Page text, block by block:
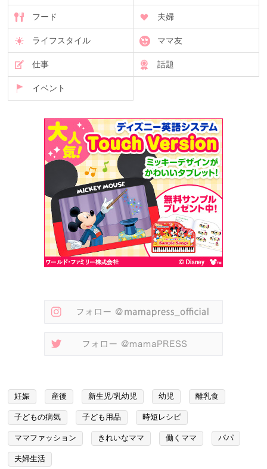
フード 夫婦
ライフスタイル ママ友
仕事 話題
イベント
妊娠 産後 新生児/乳幼児 幼児 離乳食
子どもの病気 子ども用品 時短レシピ
ママファッション きれいなママ 働くママ パパ
夫婦生活